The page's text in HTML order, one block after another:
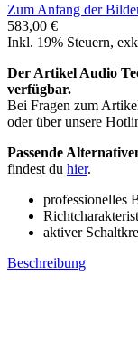
Zum Anfang der
583,00 €
Inkl. 19% Steuern,
Der Artikel Audio
verfügbar.
Bei Fragen zum
oder über unsere
Passende
findest du hier.
professionelles
aktiver
Beschreibung